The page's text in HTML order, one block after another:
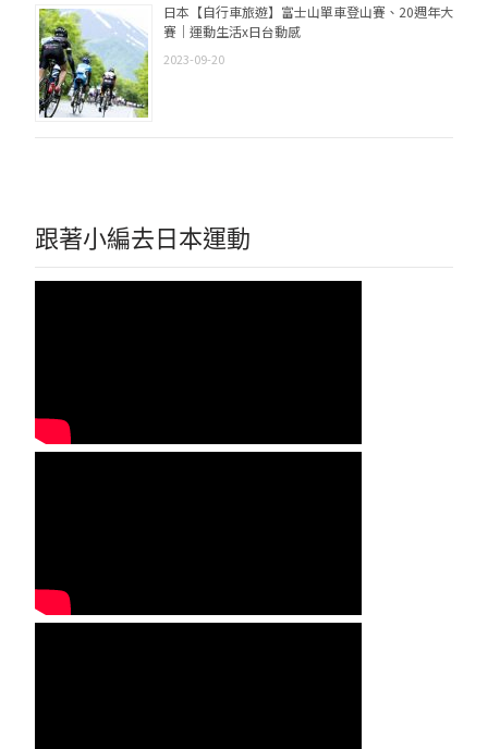
日本【自行車旅遊】富士山單車登山賽、20週年大
賽｜運動生活x日台動感
2023-09-20
跟著小編去日本運動